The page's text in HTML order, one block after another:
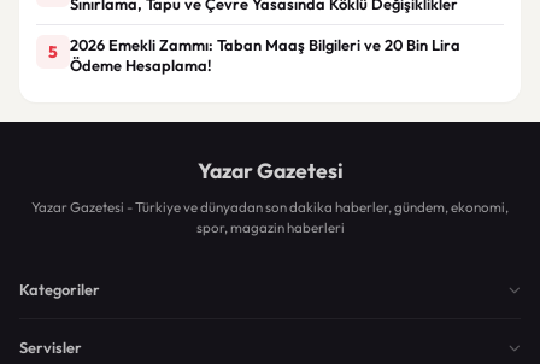
5
2026 Emekli Zammı: Taban Maaş Bilgileri ve 20 Bin Lira
Ödeme Hesaplama!
Yazar Gazetesi
Yazar Gazetesi - Türkiye ve dünyadan son dakika haberler, gündem, ekonomi,
spor, magazin haberleri
Kategoriler
Servisler